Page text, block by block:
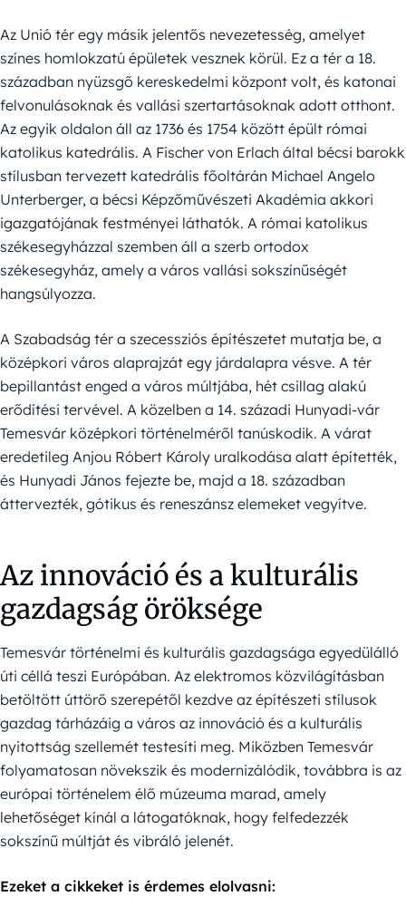
Az Unió tér egy másik jelentős nevezetesség, amelyet
színes homlokzatú épületek vesznek körül. Ez a tér a 18.
században nyüzsgő kereskedelmi központ volt, és katonai
felvonulásoknak és vallási szertartásoknak adott otthont.
Az egyik oldalon áll az 1736 és 1754 között épült római
katolikus katedrális. A Fischer von Erlach által bécsi barokk
stílusban tervezett katedrális főoltárán Michael Angelo
Unterberger, a bécsi Képzőművészeti Akadémia akkori
igazgatójának festményei láthatók. A római katolikus
székesegyházzal szemben áll a szerb ortodox
székesegyház, amely a város vallási sokszínűségét
hangsúlyozza.
A Szabadság tér a szecessziós építészetet mutatja be, a
középkori város alaprajzát egy járdalapra vésve. A tér
bepillantást enged a város múltjába, hét csillag alakú
erődítési tervével. A közelben a 14. századi Hunyadi-vár
Temesvár középkori történelméről tanúskodik. A várat
eredetileg Anjou Róbert Károly uralkodása alatt építették,
és Hunyadi János fejezte be, majd a 18. században
áttervezték, gótikus és reneszánsz elemeket vegyítve.
Az innováció és a kulturális
gazdagság öröksége
Temesvár történelmi és kulturális gazdagsága egyedülálló
úti céllá teszi Európában. Az elektromos közvilágításban
betöltött úttörő szerepétől kezdve az építészeti stílusok
gazdag tárházáig a város az innováció és a kulturális
nyitottság szellemét testesíti meg. Miközben Temesvár
folyamatosan növekszik és modernizálódik, továbbra is az
európai történelem élő múzeuma marad, amely
lehetőséget kínál a látogatóknak, hogy felfedezzék
sokszínű múltját és vibráló jelenét.
Ezeket a cikkeket is érdemes elolvasni: